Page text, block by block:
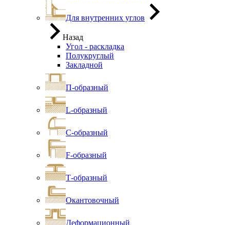
Для внутренних углов
Назад
Угол - раскладка
Полукруглый
Закладной
П-образный
L-образный
С-образный
F-образный
Т-образный
Окантовочный
Деформационный